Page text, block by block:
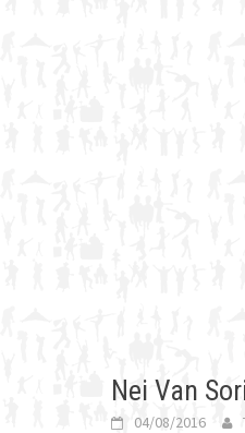
Nei Van
04/08/2016